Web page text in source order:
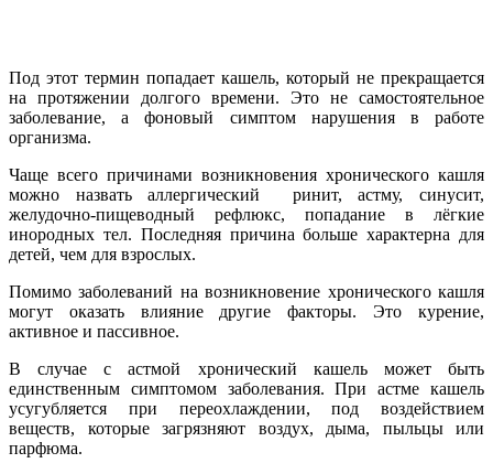
Под этот термин попадает кашель, который не прекращается
на протяжении долгого времени. Это не самостоятельное
заболевание, а фоновый симптом нарушения в работе
организма.
Чаще всего причинами возникновения хронического кашля
можно назвать аллергический ринит, астму, синусит,
желудочно-пищеводный рефлюкс, попадание в лёгкие
инородных тел. Последняя причина больше характерна для
детей, чем для взрослых.
Помимо заболеваний на возникновение хронического кашля
могут оказать влияние другие факторы. Это курение,
активное и пассивное.
В случае с астмой хронический кашель может быть
единственным симптомом заболевания. При астме кашель
усугубляется при переохлаждении, под воздействием
веществ, которые загрязняют воздух, дыма, пыльцы или
парфюма.